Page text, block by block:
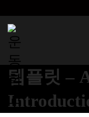
템플릿 –